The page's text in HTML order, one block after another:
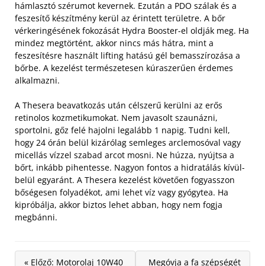
hámlasztó szérumot kevernek. Ezután a PDO szálak és a
feszesítő készítmény kerül az érintett területre. A bőr
vérkeringésének fokozását Hydra Booster-el oldják meg. Ha
mindez megtörtént, akkor nincs más hátra, mint a
feszesítésre használt lifting hatású gél bemasszírozása a
bőrbe. A kezelést természetesen kúraszerűen érdemes
alkalmazni.
A Thesera beavatkozás után célszerű kerülni az erős
retinolos kozmetikumokat. Nem javasolt szaunázni,
sportolni, gőz felé hajolni legalább 1 napig. Tudni kell,
hogy 24 órán belül kizárólag semleges arclemosóval vagy
micellás vízzel szabad arcot mosni. Ne húzza, nyújtsa a
bőrt, inkább pihentesse. Nagyon fontos a hidratálás kívül-
belül egyaránt. A Thesera kezelést követően fogyasszon
bőségesen folyadékot, ami lehet víz vagy gyógytea. Ha
kipróbálja, akkor biztos lehet abban, hogy nem fogja
megbánni.
« Előző: Motorolaj 10W40
Megóvja a fa szépségét